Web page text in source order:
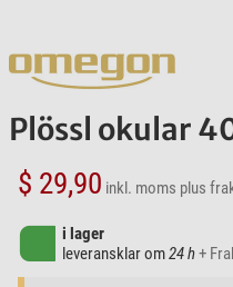
Plössl okular
$ 29,90 inkl. moms plus
i lager
leveransklar om24 h+